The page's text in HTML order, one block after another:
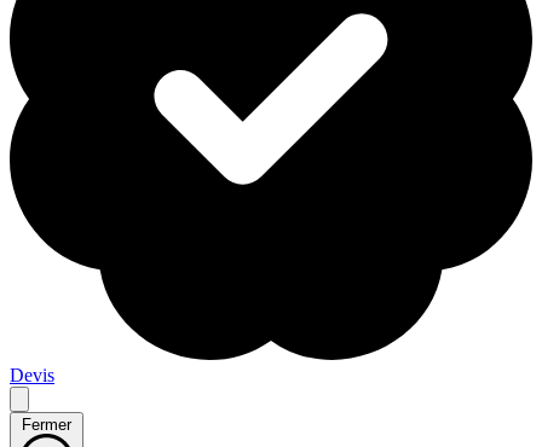
Devis
Fermer